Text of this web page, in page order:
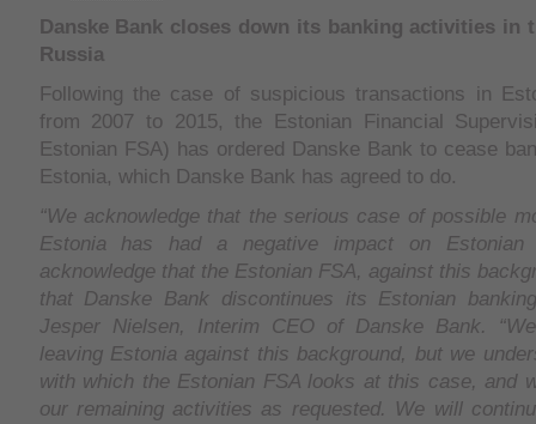
Danske Bank closes down its banking activities in
Russia
Following the case of suspicious transactions in
from 2007 to 2015, the Estonian Financial
Estonian FSA) has ordered Danske Bank to cease
Estonia, which Danske Bank has agreed to do.
“We acknowledge that the serious case of possible
Estonia has had a negative impact on
acknowledge that the Estonian FSA, against this
that Danske Bank discontinues its Estonian
Jesper Nielsen, Interim CEO of Danske Bank.
leaving Estonia against this background, but we
with which the Estonian FSA looks at this case, and
our remaining activities as requested. We will